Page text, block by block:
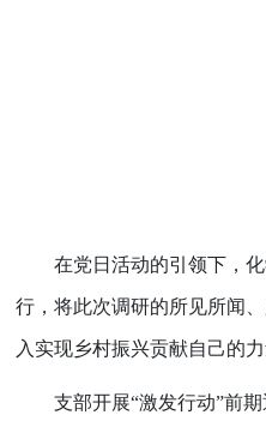
在党日活动的引领下，
行，将此次调研的所见所闻
入实现乡村振兴贡献自己的力
支部开展“激发行动”前